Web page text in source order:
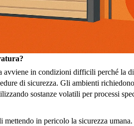
in condizioni difficili perché la
di sicurezza. Gli ambienti
sostanze volatili per processi
in pericolo la sicurezza